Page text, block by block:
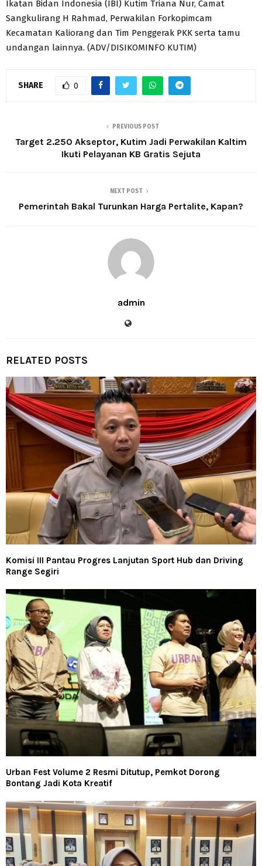
Ikatan Bidan Indonesia (IBI) Kutim Triana Nur, Camat
Sangkulirang H Rahmad, Perwakilan Forkopimcam
Kecamatan Kaliorang dan Tim Penggerak PKK serta tamu
undangan lainnya. (ADV/DISIKOMINFO KUTIM)
SHARE 0
PREVIOUS POST
Target 2.250 Akseptor, Kutim Jadi Perwakilan Kaltim
Ikuti Pelayanan KB Gratis Sejuta
NEXT POST
Pemerintah Bakal Turunkan Harga Pertalite, Kapan?
admin
RELATED POSTS
Komisi III Pantau Progres Lanjutan Sport Hub dan Driving
Range Segiri
Urban Fest Volume 2 Resmi Ditutup, Pemkot Dorong
Bontang Jadi Kota Kreatif